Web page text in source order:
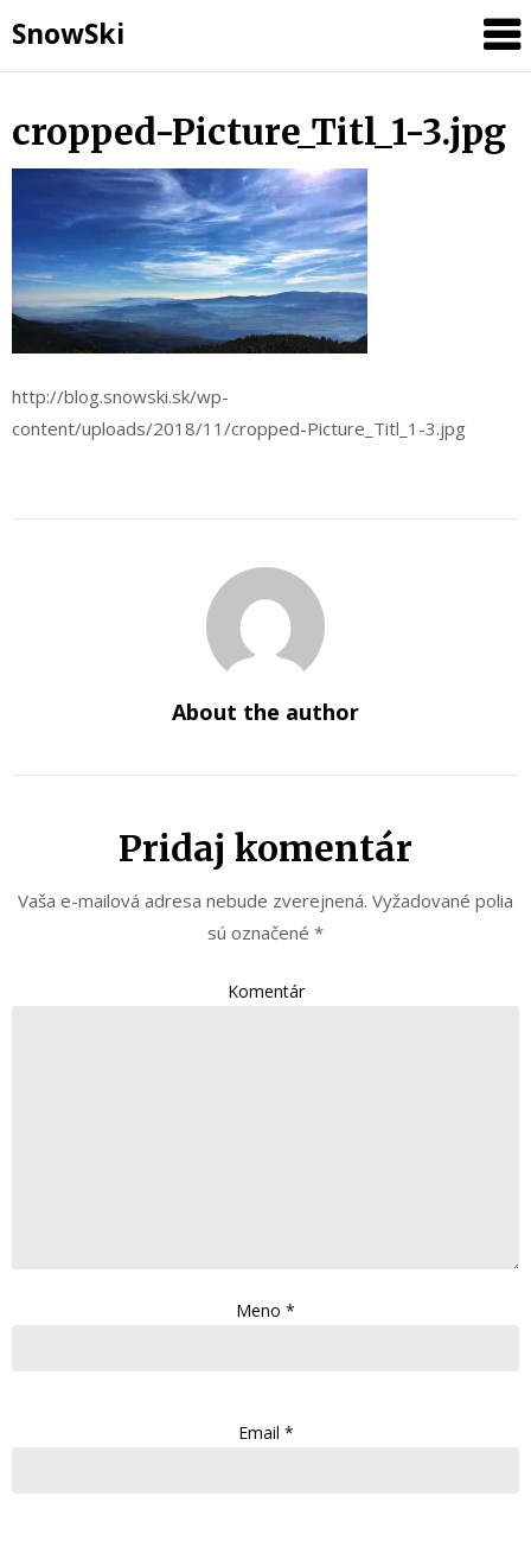
SnowSki
Skip
cropped-Picture_Titl_1-3.jpg
http://blog.snowski.sk/wp-
content/uploads/2018/11/cropped-Picture_Titl_1-3.jpg
About the author
Pridaj komentár
Vaša e-mailová adresa nebude zverejnená. Vyžadované polia
sú označené *
Komentár
Meno *
Email *